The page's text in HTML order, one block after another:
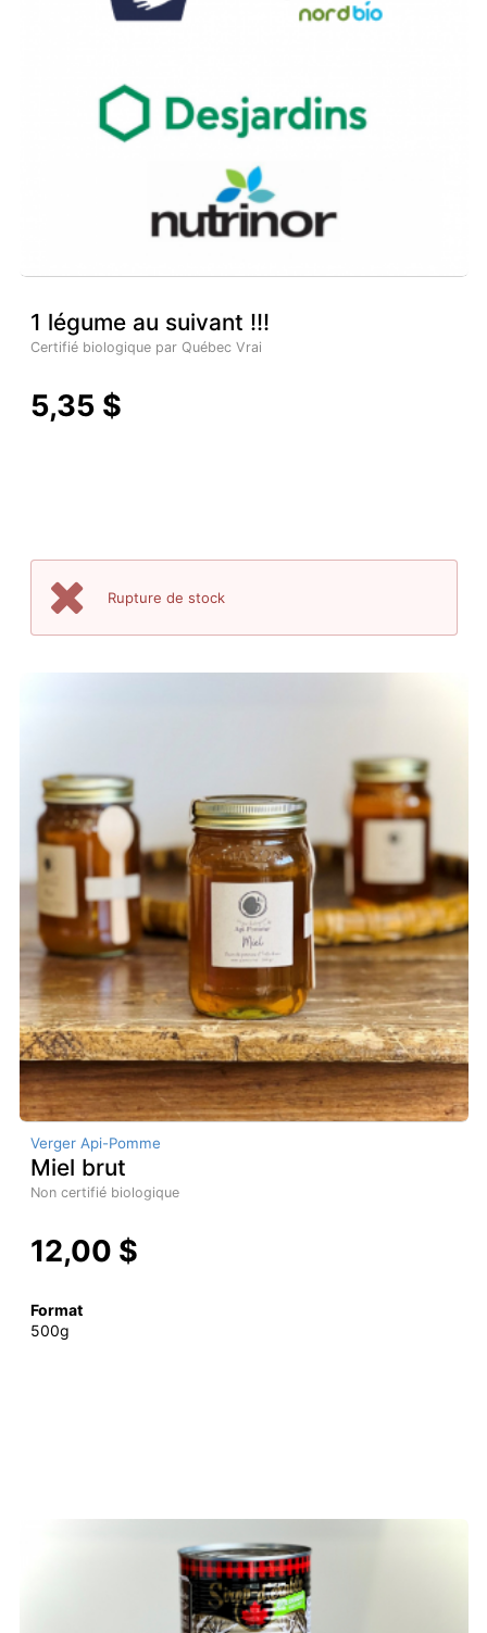
1 légume au suivant !!!
Certifié biologique par Québec Vrai
5,35 $
Rupture de stock
Verger Api-Pomme
Miel brut
Non certifié biologique
12,00 $
Format
500g